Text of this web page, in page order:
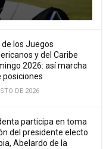
los Juegos
y del Caribe
2026: así marcha
posiciones
DE 2026
participa en toma
del presidente electo
Abelardo de la